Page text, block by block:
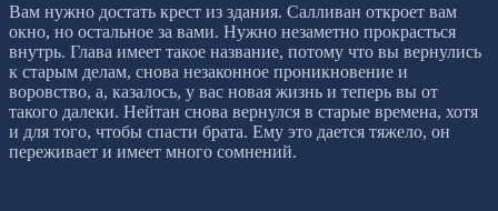
Вам нужно достать крест из здания. Салливан откроет вам
окно, но остальное за вами. Нужно незаметно прокрасться
внутрь. Глава имеет такое название, потому что вы вернулись
к старым делам, снова незаконное проникновение и
воровство, а, казалось, у вас новая жизнь и теперь вы от
такого далеки. Нейтан снова вернулся в старые времена, хотя
и для того, чтобы спасти брата. Ему это дается тяжело, он
переживает и имеет много сомнений.